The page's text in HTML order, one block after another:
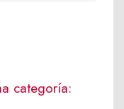
categoría: